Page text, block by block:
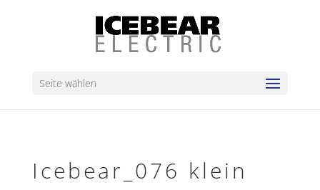
Seite wählen
Icebear_076 klein